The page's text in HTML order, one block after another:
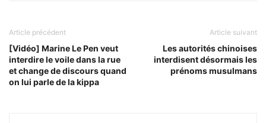
Article précédent
[Vidéo] Marine Le Pen veut
interdire le voile dans la rue
et change de discours quand
on lui parle de la kippa
Article suivant
Les autorités chinoises
interdisent désormais les
prénoms musulmans